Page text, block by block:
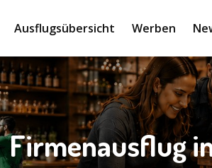
Ausflugsübersicht Werben
Firmenausflug